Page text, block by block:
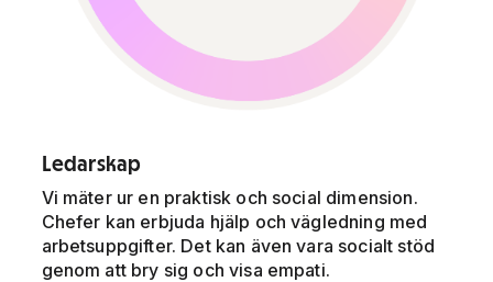
Ledarskap
Vi mäter ur en praktisk och social dimension.
Chefer kan erbjuda hjälp och vägledning med
arbetsuppgifter. Det kan även vara socialt stöd
genom att bry sig och visa empati.